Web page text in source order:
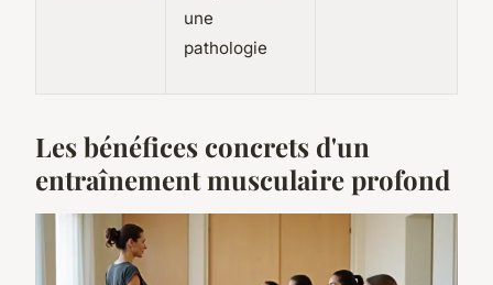
une
pathologie
Les bénéfices concrets d'un
entraînement musculaire profond